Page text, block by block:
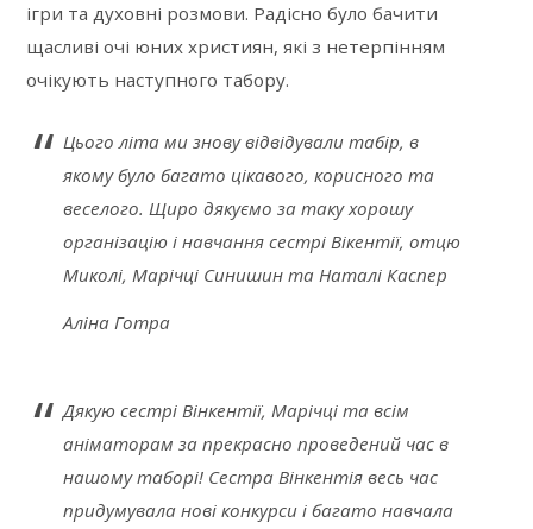
ігри та духовні розмови. Радісно було бачити
щасливі очі юних християн, які з нетерпінням
очікують наступного табору.
Цього літа ми знову відвідували табір, в
якому було багато цікавого, корисного та
веселого. Щиро дякуємо за таку хорошу
організацію і навчання сестрі Вікентії, отцю
Миколі, Марічці Синишин та Наталі Каспер
Аліна Готра
Дякую сестрі Вінкентії, Марічці та всім
аніматорам за прекрасно проведений час в
нашому таборі! Сестра Вінкентія весь час
придумувала нові конкурси і багато навчала